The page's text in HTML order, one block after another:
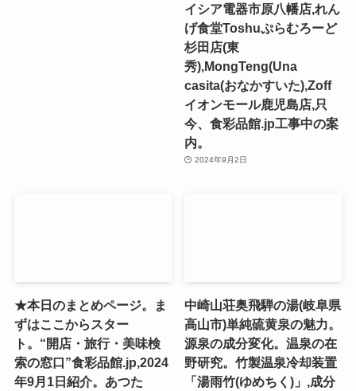
イシア電器市原八幡店,れん
げ食堂Toshuぷらむろーど
杉田店(東
秀),MongTeng(Una
casita(おなかすいた),Zoff
イオンモール鹿児島店,只
今、食彩品館.jp工事中の案
内。
2024年9月2日
★本日のまとめページ。ま
ずはここからスター
ト。“開店・旅行・美味検
索の窓口”食彩品館.jp,2024
年9月1日紹介。あつた
中崎山荘奥飛騨の湯(岐阜県
高山市)単純硫黄泉の魅力。
源泉の成分変化。温泉の在
野研究。竹製温泉冷却装置
「湯雨竹(ゆめちく)」,成分